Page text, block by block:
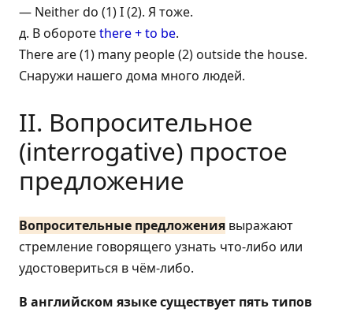
— Neither do (1) I (2). Я тоже.
д. В оборотеthere + to be.
There are (1) many people (2) outside the house.
Снаружи нашего дома много людей.
II. Вопросительное
(interrogative) простое
предложение
Вопросительные предложения выражают
стремление говорящего узнать что-либо или
удостовериться в чём-либо.
В английском языке существует пять типов